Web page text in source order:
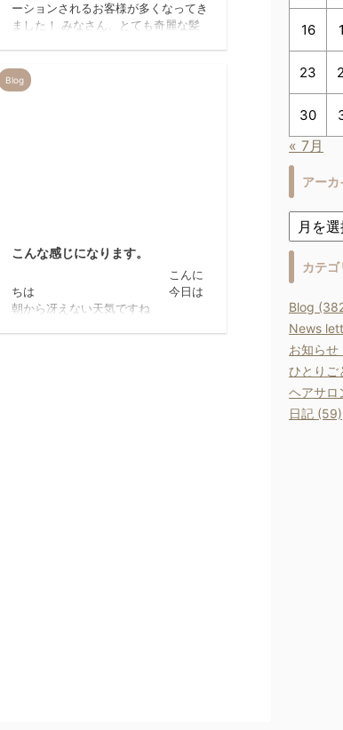
ーションされるお客様が多くなってき
ました！ みなさん、とても奇麗な髪
す( ;∀;) ただ切るだけでなく、切った
後のヘアスタイルも似合うよう考えて
Blog
こんな感じになります。
こんに
ちは 今日は
朝から冴えない天気ですね
16
23
30
« 7月
アーカ
カテゴ
Blog
News
お知らせ
ひとり
ヘアサロ
日記 (59)